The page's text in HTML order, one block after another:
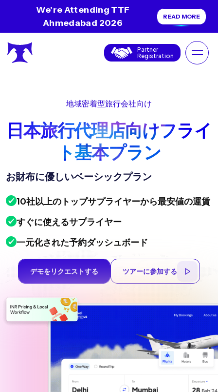
We're Attending TTF
Ahmedabad 2026
READ MORE
Partner
Registration
地域密着型旅行会社向け
日本旅行代理店向けフライ
ト基本プラン
お財布に優しいベーシックプラン
10社以上のトップサプライヤーから最安値の運賃
すぐに使えるサプライヤー
一元化された予約ダッシュボード
デモをリクエストする ツアーに参加する